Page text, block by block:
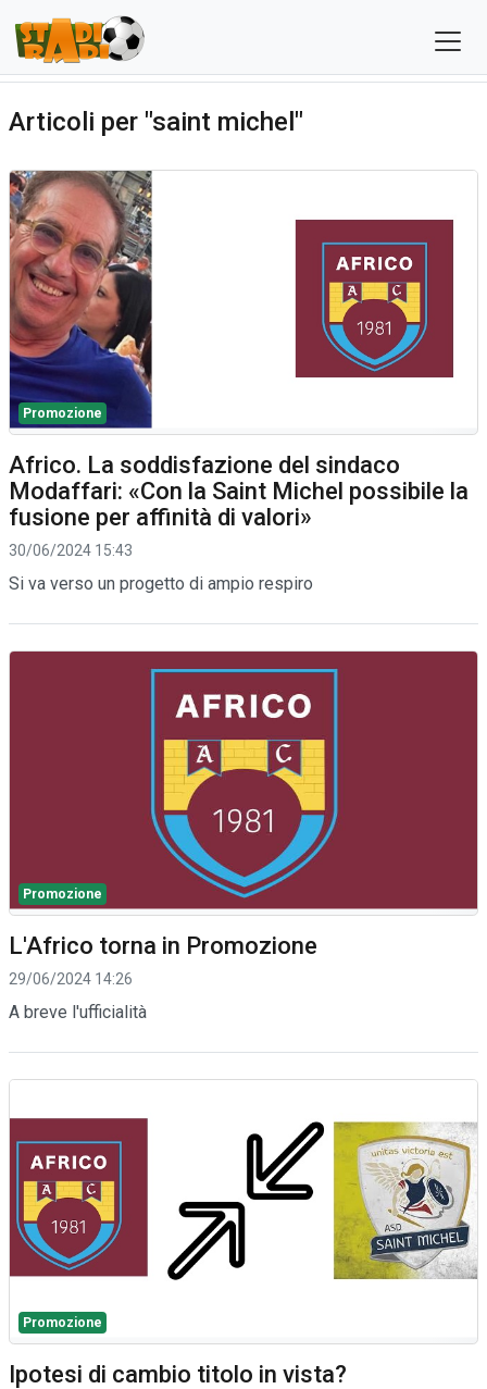
Articoli per "saint michel"
Promozione
Africo. La soddisfazione del sindaco
Modaffari: «Con la Saint Michel possibile la
fusione per affinità di valori»
30/06/2024 15:43
Si va verso un progetto di ampio respiro
Promozione
L'Africo torna in Promozione
29/06/2024 14:26
A breve l'ufficialità
Promozione
Ipotesi di cambio titolo in vista?